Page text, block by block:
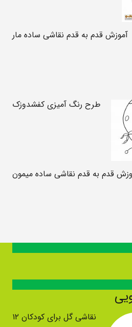
آموزش قدم به قدم نقاشی ساده مار
طرح رنگ آمیزی کفشدوزک
قدم به قدم نقاشی ساده میمون
نقاشی گل برای کودکان ۱۲